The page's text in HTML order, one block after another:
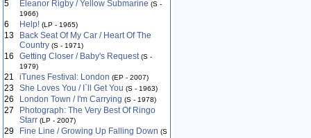
5 Eleanor Rigby / Yellow Submarine (S -
1966)
6 Help! (LP - 1965)
13
Back Seat Of My Car / Heart Of The
Country (S - 1971)
16 Getting Closer / Baby's Request (S -
1979)
21 iTunes Festival: London (EP - 2007)
23 She Loves You / I`ll Get You (S - 1963)
26 London Town / I'm Carrying (S - 1978)
27
Photograph: The Very Best Of Ringo
Starr (LP - 2007)
29 Fine Line / Growing Up Falling Down (S